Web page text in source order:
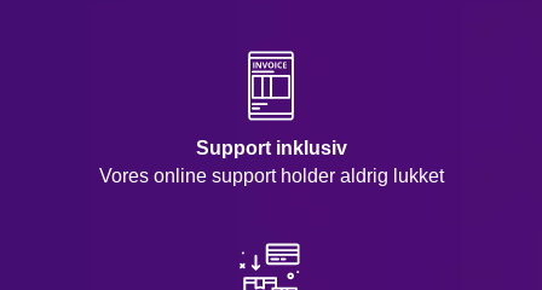
Support inklusiv
Vores online support holder aldrig lukket